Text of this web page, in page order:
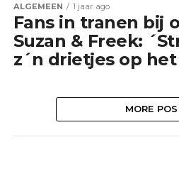
ALGEMEEN 1 jaar ago
Fans in tranen bij
Suzan & Freek:
z´n drietjes op
MORE